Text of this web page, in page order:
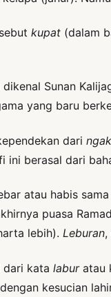
kupat (dalam
dikenal Sunan
yang baru
dari
ini berasal dari
atau habis
puasa
lebih). Leburan,
dari kata laburatau
kesucian